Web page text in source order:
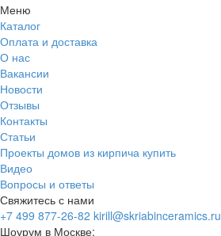
Меню
Каталог
Оплата и доставка
О нас
Вакансии
Новости
Отзывы
Контакты
Статьи
Проекты домов из кирпича купить
Видео
Вопросы и ответы
Свяжитесь с нами
+7 499 877-26-82 kirill@skriabinceramics.ru
Шоурум в Москве: